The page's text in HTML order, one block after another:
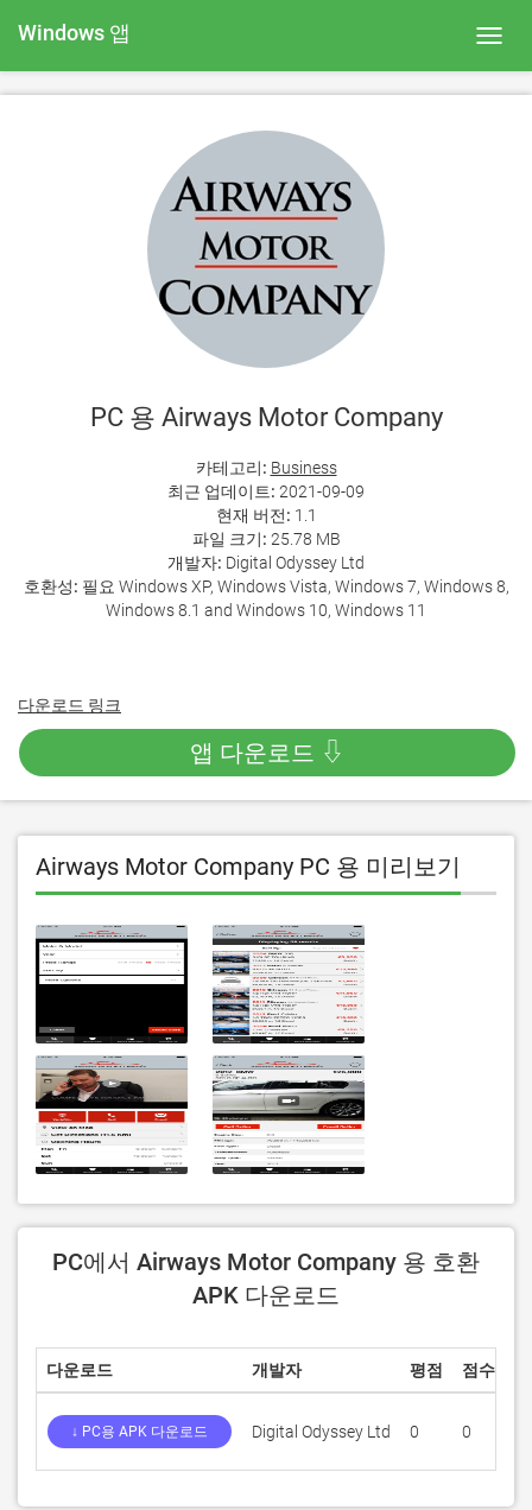
Windows 앱
PC 용 Airways Motor Company
카테고리: Business
최근 업데이트: 2021-09-09
현재 버전: 1.1
파일 크기: 25.78 MB
개발자: Digital Odyssey Ltd
호환성: 필요 Windows XP, Windows Vista, Windows 7, Windows 8,
Windows 8.1 and Windows 10, Windows 11
다운로드 링크
앱 다운로드 ⇩
Airways Motor Company PC 용 미리보기
PC에서 Airways Motor Company 용 호환
APK 다운로드
다운로드 개발자 평점 점수
↓ PC용 APK 다운로드 Digital Odyssey Ltd 0 0